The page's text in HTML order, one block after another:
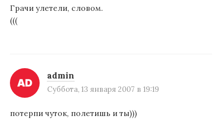
Грачи улетели, словом.
(((
admin
Суббота, 13 января 2007 в 19:19
потерпи чуток, полетишь и ты)))